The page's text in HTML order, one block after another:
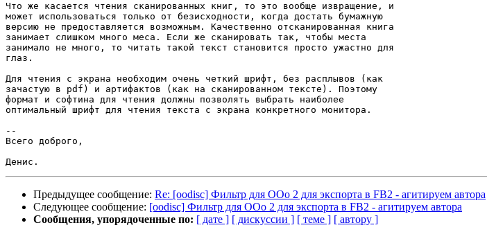
Что же касается чтения сканированных книг, то это вообще извращение, и
может использоваться только от безисходности, когда достать бумажную
версию не предоставляется возможным. Качественно отсканированная книга
занимает слишком много меса. Если же сканировать так, чтобы места
занимало не много, то читать такой текст становится просто ужастно для
глаз.
Для чтения с экрана необходим очень четкий шрифт, без расплывов (как
зачастую в pdf) и артифактов (как на сканированном тексте). Поэтому
формат и софтина для чтения должны позволять выбрать наиболее
оптимальный шрифт для чтения текста с экрана конкретного монитора.
--
Всего доброго,
Предыдущее сообщение: Re: [oodisc] Фильтр для OOo 2 для экспорта в FB2 - агитируем автора
Следующее сообщение: [oodisc] Фильтр для OOo 2 для экспорта в FB2 - агитируем автора
Сообщения, упорядоченные по: [ дате ] [ дискуссии ] [ теме ] [ автору ]